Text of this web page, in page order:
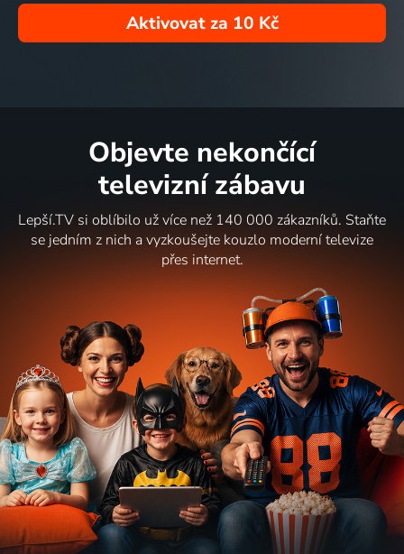
Aktivovat za 10 Kč
Objevte nekončící
televizní zábavu
Lepší.TV si oblíbilo už více než 140 000 zákazníků. Staňte
se jedním z nich a vyzkoušejte kouzlo moderní televize
přes internet.